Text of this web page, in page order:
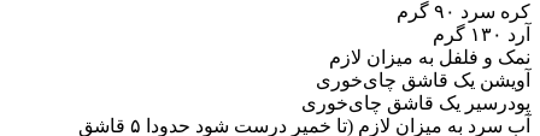
کره سرد ۹۰ گرم
آرد ۱۳۰ گرم
نمک و فلفل به میزان لازم
آویشن یک قاشق چای‌خوری
پودرسیر یک قاشق چای‌خوری
آب سرد به میزان لازم (تا خمیر درست شود حدودا ۵ قاشق